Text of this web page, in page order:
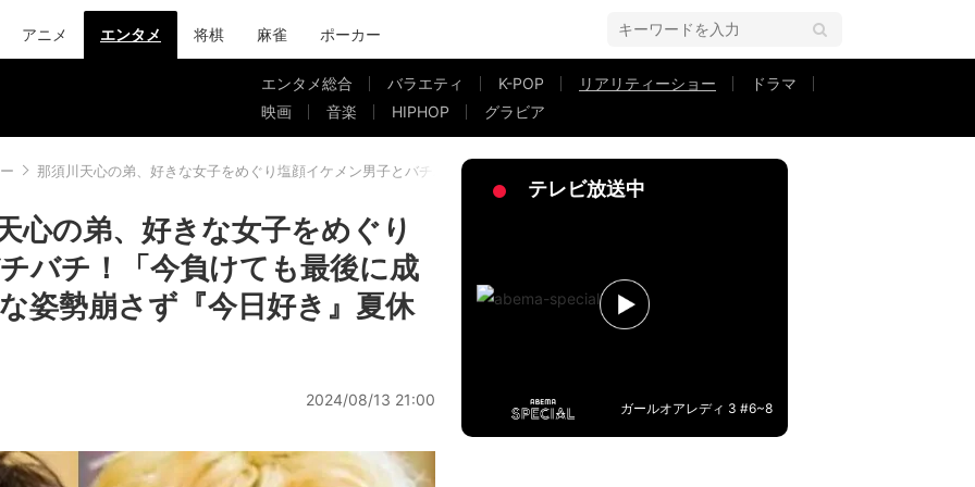
アニメ エンタメ 将棋 麻雀 ポーカー
エンタメ総合 バラエティ K-POP リアリティーショー
ドラマ
映画
音楽 HIPHOP グラビア
那須川天心の弟、好きな女子をめぐり塩顔イケメン男子とバチバチ！「今負けても最後に成立できれば勝ち」強気な姿勢崩さず『今日好き』夏休
心の弟、好きな女子をめぐり
バチ！「今負けても最後に成
姿勢崩さず『今日好き』夏休
2024/08/13 21:00
テレビ放送中
ガールオアレディ 3 #6~8